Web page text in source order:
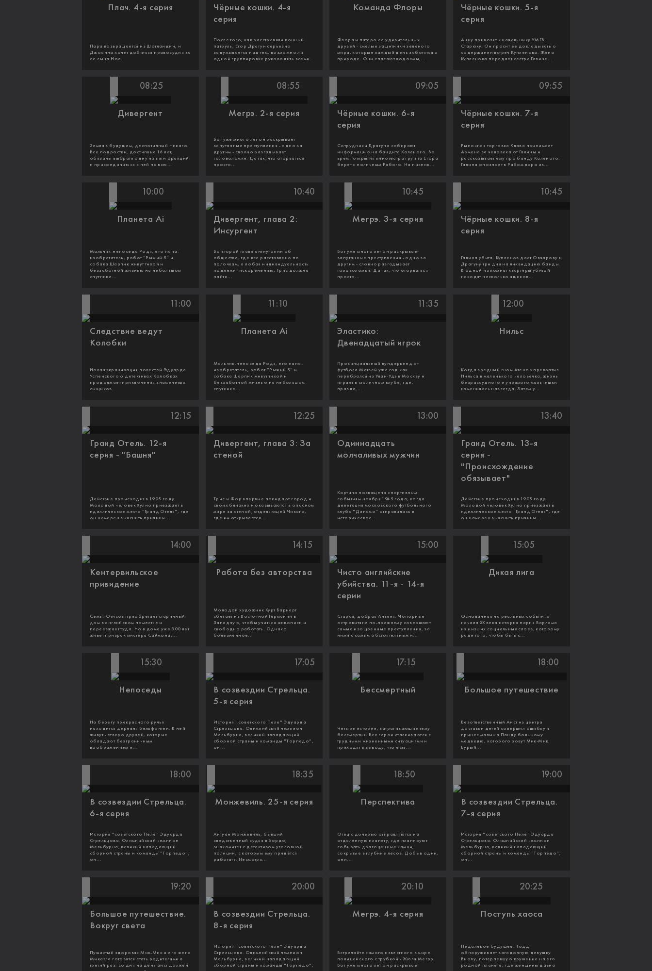
Плач. 4-я серия
Пара возвращается из Шотландии, и
Джоанна хочет добиться правосудия за
ее сына Ноа.
Чёрные кошки. 4-я
серия
После того, как расстреляли конный
патруль, Егор Драгун серьезно
задумывается над тем, возможно ли
одной группировке руководить всеми...
Команда Флоры
Флора и пятеро ее удивительных
друзей - смелые защитники зелёного
мира, которые каждый день заботятся о
природе. Они спасают водоемы,...
Чёрные кошки. 5-я
серия
Анну привозят к начальнику УМГБ
Старюку. Он просит ее докладывать о
содержании встреч Купленова. Жена
Купленова передает сестре Галине...
08:25
Дивергент
Земля в будущем, деспотичный Чикаго.
Все подростки, достигшие 16 лет,
обязаны выбрать одну из пяти фракций
и присоединиться к ней на всю...
08:55
Мегрэ. 2-я серия
Вот уже много лет он раскрывает
запутанные преступления - одно за
другим - словно разгадывает
головоломки. Да так, что оторваться
просто...
09:05
Чёрные кошки. 6-я
серия
Сотрудники Драгуна собирают
информацию на бандита Каленого. Во
время открытия кинотеатра группа Егора
берет с поличным Рябого. На пикник...
09:55
Чёрные кошки. 7-я
серия
Рыночная торговка Клава принимает
Армена за человека от Галины и
рассказывает ему про банду Каленого.
Галина опознает в Рябом вора из...
10:00
Планета Ai
Мальчик-непоседа Родя, его папа-
изобретатель, робот "Рыжий 5" и
собака Шарпик живут тихой и
беззаботной жизнью на небольшом
спутнике...
10:40
Дивергент, глава 2:
Инсургент
Во второй главе антиутопии об
обществе, где все расставлено по
полочкам, а любая индивидуальность
подлежит искоренению, Трис должна
найти...
10:45
Мегрэ. 3-я серия
Вот уже много лет он раскрывает
запутанные преступления - одно за
другим - словно разгадывает
головоломки. Да так, что оторваться
просто...
10:45
Чёрные кошки. 8-я
серия
Галина убита. Купленов дает Овчарову и
Драгуну три дня на ликвидацию банды.
В одной из комнат квартиры убитой
находят несколько ящиков...
11:00
Следствие ведут
Колобки
Новая экранизация повестей Эдуарда
Успенского о детективах Колобках
продолжает приключения знаменитых
сыщиков.
11:10
Планета Ai
Мальчик-непоседа Родя, его папа-
изобретатель, робот "Рыжий 5" и
собака Шарпик живут тихой и
беззаботной жизнью на небольшом
спутнике...
11:35
Эластико:
Двенадцатый игрок
Провинциальный вундеркинд от
футбола Матвей уже год как
перебрался из Улан-Удэ в Москву и
играет в столичном клубе, где,
правда,...
12:00
Нильс
Когда вредный гном Атенор превратил
Нильса в маленького человечка, жизнь
безрассудного и упрямого мальчишки
изменилась навсегда. Затем у...
12:15
Гранд Отель. 12-я
серия - "Башня"
Действие происходит в 1905 году.
Молодой человек Хулио приезжает в
идиллическое место "Гранд Отель", где
он намерен выяснить причины...
12:25
Дивергент, глава 3: За
стеной
Трис и Фор впервые покидают город и
своих близких и оказываются в опасном
мире за стеной, отделяющей Чикаго,
где им открывается...
13:00
Одиннадцать
молчаливых мужчин
Картина посвящена спортивным
событиям ноября 1945 года, когда
делегация московского футбольного
клуба "Динамо" отправилась в
историческое...
13:40
Гранд Отель. 13-я
серия -
"Происхождение
обязывает"
Действие происходит в 1905 году.
Молодой человек Хулио приезжает в
идиллическое место "Гранд Отель", где
он намерен выяснить причины...
14:00
Кентервильское
привидение
Семья Отисов приобретает старинный
дом в английском поместье и
переезжает туда. Но в доме уже 300 лет
живет призрак мистера Саймона,...
14:15
Работа без авторства
Молодой художник Курт Барнерт
сбегает из Восточной Германии в
Западную, чтобы учиться живописи и
свободно работать. Однако
болезненное...
15:00
Чисто английские
убийства. 11-я - 14-я
серии
Старая, добрая Англия. Чопорные
островитяне по-прежнему совершают
самые изощренные преступления, за
ними с самым обстоятельным и...
15:05
Дикая лига
Основанная на реальных событиях
начала XX века история парня Варлама
из низших социальных слоев, которому
ради того, чтобы быть с...
15:30
Непоседы
На берегу прекрасного ручья
находится деревня Бельфонтен. В ней
живут четверо друзей, которые
обладают безграничным
воображением и...
17:05
В созвездии Стрельца.
5-я серия
История "советского Пеле" Эдуарда
Стрельцова. Олимпийский чемпион
Мельбурна, великий нападающий
сборной страны и команды "Торпедо",
он...
17:15
Бессмертный
Четыре истории, затрагивающие тему
бессмертия. Все герои сталкиваются с
трудными жизненными ситуациями и
приходят к выводу, что есть...
18:00
Большое путешествие
Безответственный Аист из центра
доставки детей совершил ошибку и
принес малыша Панду большому
медведю, которого зовут Мик-Мик.
Бурый...
18:00
В созвездии Стрельца.
6-я серия
История "советского Пеле" Эдуарда
Стрельцова. Олимпийский чемпион
Мельбурна, великий нападающий
сборной страны и команды "Торпедо",
он...
18:35
Монжевиль. 25-я серия
Антуан Монжевиль, бывший
следственный судья в Бордо,
знакомится с детективом уголовной
полиции, с которым ему придётся
работать. Несмотря...
18:50
Перспектива
Отец с дочерью отправляются на
отдалённую планету, где планируют
собирать драгоценные камни,
сокрытые в глубине лесов. Добыв один,
они...
19:00
В созвездии Стрельца.
7-я серия
История "советского Пеле" Эдуарда
Стрельцова. Олимпийский чемпион
Мельбурна, великий нападающий
сборной страны и команды "Торпедо",
он...
19:20
Большое путешествие.
Вокруг света
Пушистый здоровяк Мик-Мик и его жена
Микаэла готовятся стать родителями в
третий раз: со дня на день аист должен
20:00
В созвездии Стрельца.
8-я серия
История "советского Пеле" Эдуарда
Стрельцова. Олимпийский чемпион
Мельбурна, великий нападающий
сборной страны и команды "Торпедо",
20:10
Мегрэ. 4-я серия
Встречайте самого известного в мире
полицейского с трубкой - Жюля Мегрэ.
Вот уже много лет он раскрывает
20:25
Поступь хаоса
Недалекое будущее. Тодд
обнаруживает загадочную девушку
Виолу, потерпевшую крушение на его
родной планете, где женщины давно